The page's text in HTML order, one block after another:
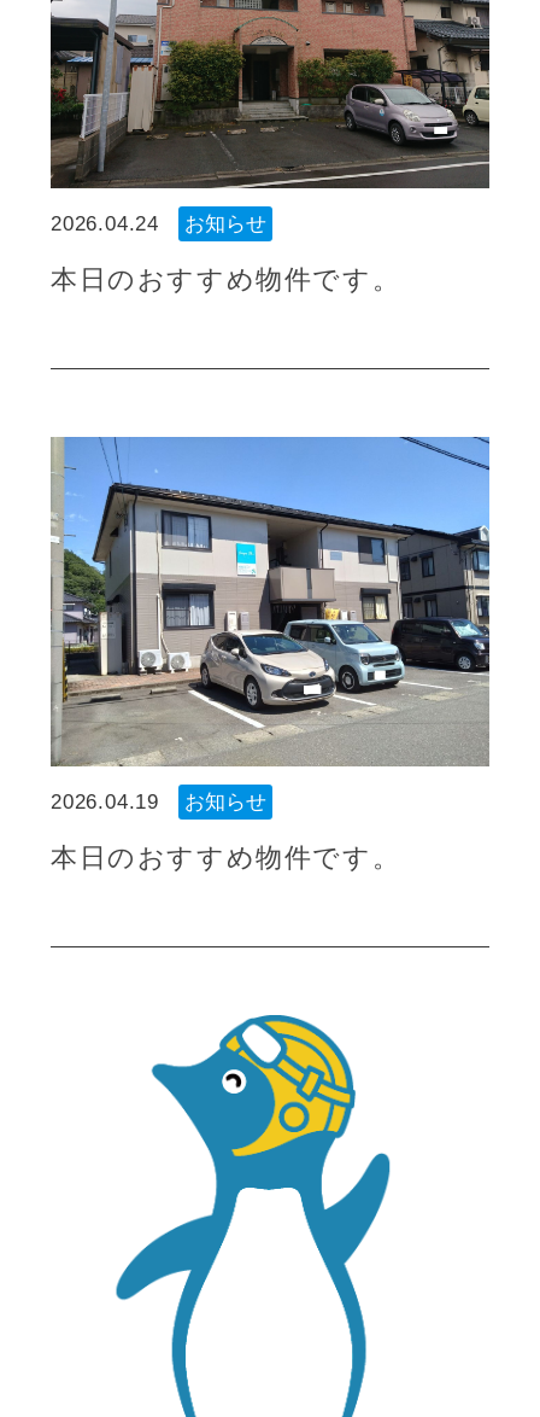
2026.04.24 お知らせ
本日のおすすめ物件です。
2026.04.19 お知らせ
本日のおすすめ物件です。